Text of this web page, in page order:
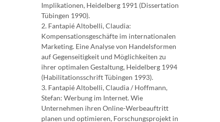
Implikationen, Heidelberg 1991 (Dissertation
Tübingen 1990).
2. Fantapié Altobelli, Claudia:
Kompensationsgeschäfte im internationalen
Marketing. Eine Analyse von Handelsformen
auf Gegenseitigkeit und Möglichkeiten zu
ihrer optimalen Gestaltung, Heidelberg 1994
(Habilitationsschrift Tübingen 1993).
3. Fantapié Altobelli, Claudia / Hoffmann,
Stefan: Werbung im Internet. Wie
Unternehmen ihren Online-Werbeauftritt
planen und optimieren, Forschungsprojekt in